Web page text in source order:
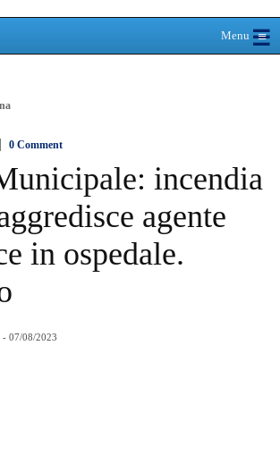
Menu≡
☰
0 Comment
incendia
agente
in ospedale.
- 07/08/2023